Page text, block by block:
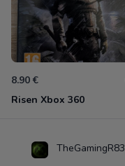
8.90 €
Risen Xbox 360
TheGamingR83